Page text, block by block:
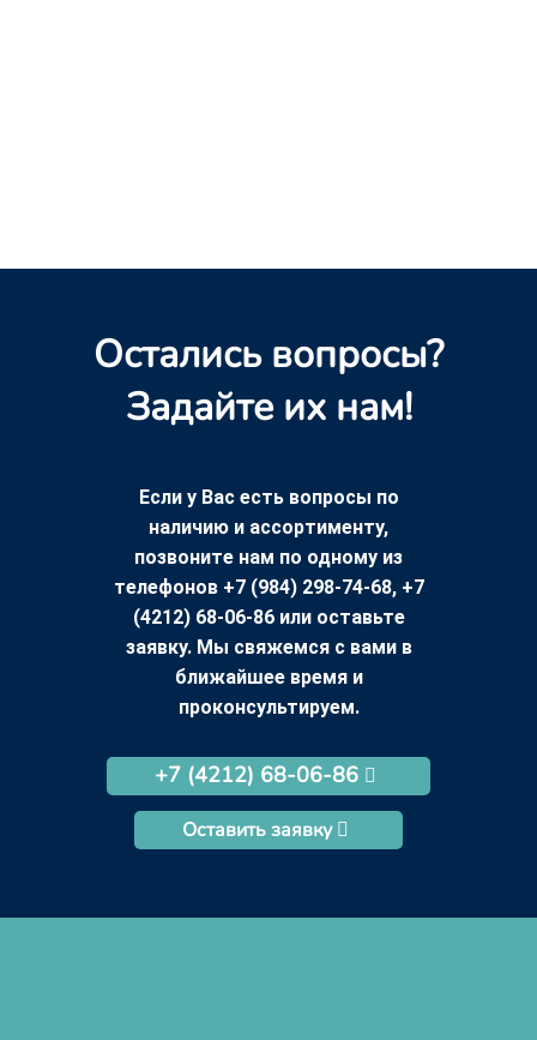
Остались вопросы?
Задайте их нам!
Если у Вас есть вопросы по
наличию и ассортименту,
позвоните нам по одному из
телефонов +7 (984) 298-74-68, +7
(4212) 68-06-86 или оставьте
заявку. Мы свяжемся с вами в
ближайшее время и
проконсультируем.
+7 (4212) 68-06-86
Оставить заявку